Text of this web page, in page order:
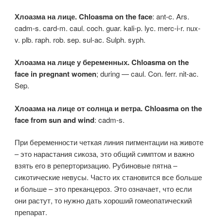
Хлоазма на лице. Chloasma on the face: ant-c. Ars.
cadm-s. card-m. caul. coch. guar. kali-p. lyc. merc-i-r. nux-
v. plb. raph. rob. sep. sul-ac. Sulph. syph.
Хлоазма на лице у беременных. Chloasma on the
face in pregnant women; during — caul. Con. ferr. nit-ac.
Sep.
Хлоазма на лице от солнца и ветра. Chloasma on the
face from sun and wind: cadm-s.
При беременности четкая линия пигментации на животе
– это нарастания сикоза, это общий симптом и важно
взять его в реперторизацию. Рубиновые пятна –
сикотические невусы. Часто их становится все больше
и больше – это преканцероз. Это означает, что если
они растут, то нужно дать хороший гомеопатический
препарат.